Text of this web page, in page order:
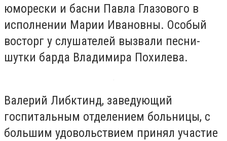
юморески и басни Павла Глазового в
исполнении Марии Ивановны. Особый
восторг у слушателей вызвали песни-
шутки барда Владимира Похилева.
Валерий Либктинд, заведующий
госпитальным отделением больницы, с
большим удовольствием принял участие